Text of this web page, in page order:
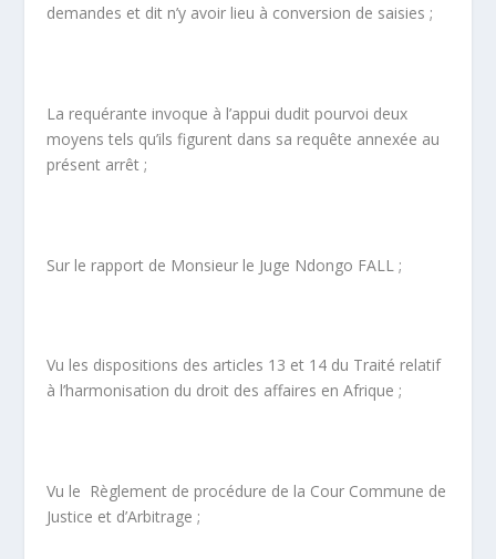
demandes et dit n’y avoir lieu à conversion de saisies ;
La requérante invoque à l’appui dudit pourvoi deux
moyens tels qu’ils figurent dans sa requête annexée au
présent arrêt ;
Sur le rapport de Monsieur le Juge Ndongo FALL ;
Vu les dispositions des articles 13 et 14 du Traité relatif
à l’harmonisation du droit des affaires en Afrique ;
Vu le Règlement de procédure de la Cour Commune de
Justice et d’Arbitrage ;